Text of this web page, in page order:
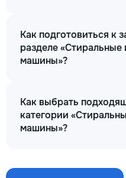
Как подготовиться к
разделе
машины»?
Как выбрать
категории
машины»?